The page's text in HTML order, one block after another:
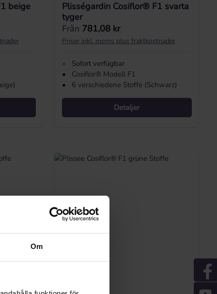
Om
beige
Plisségardin Cosiflor® F1 svarta
tyger
Ordinarie pris:
Från 781,08 kr
Priser inkl. moms plus fraktkostnader
•
Sofort verfügbar
•
Cosiflor® Modell F1
•
6 verschiedene Stoffe (Schwarz)
Detaljer